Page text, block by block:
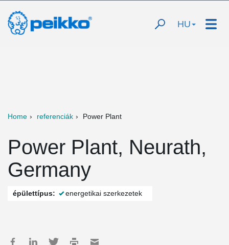
HU
Home referenciák Power Plant
Power Plant, Neurath,
Germany
épülettípus: energetikai szerkezetek